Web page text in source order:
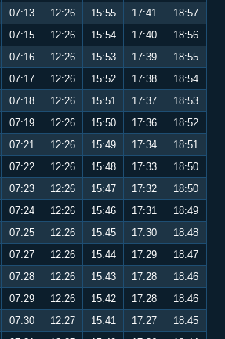
07:13 12:26 15:55 17:41
18:57
07:15 12:26 15:54 17:40
18:56
07:16 12:26 15:53 17:39
18:55
07:17 12:26 15:52 17:38
18:54
07:18 12:26 15:51 17:37
18:53
07:19 12:26 15:50 17:36
18:52
07:21 12:26 15:49 17:34
18:51
07:22 12:26 15:48 17:33
18:50
07:23 12:26 15:47 17:32
18:50
07:24 12:26 15:46 17:31
18:49
07:25 12:26 15:45 17:30
18:48
07:27 12:26 15:44 17:29
18:47
07:28 12:26 15:43 17:28
18:46
07:29 12:26 15:42 17:28
18:46
07:30 12:27 15:41 17:27
18:45